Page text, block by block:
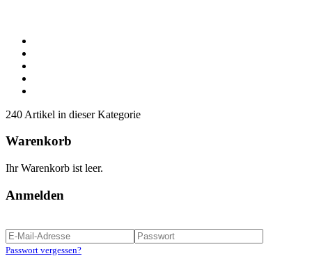
240 Artikel in dieser Kategorie
Warenkorb
Ihr Warenkorb ist leer.
Anmelden
Passwort vergessen?